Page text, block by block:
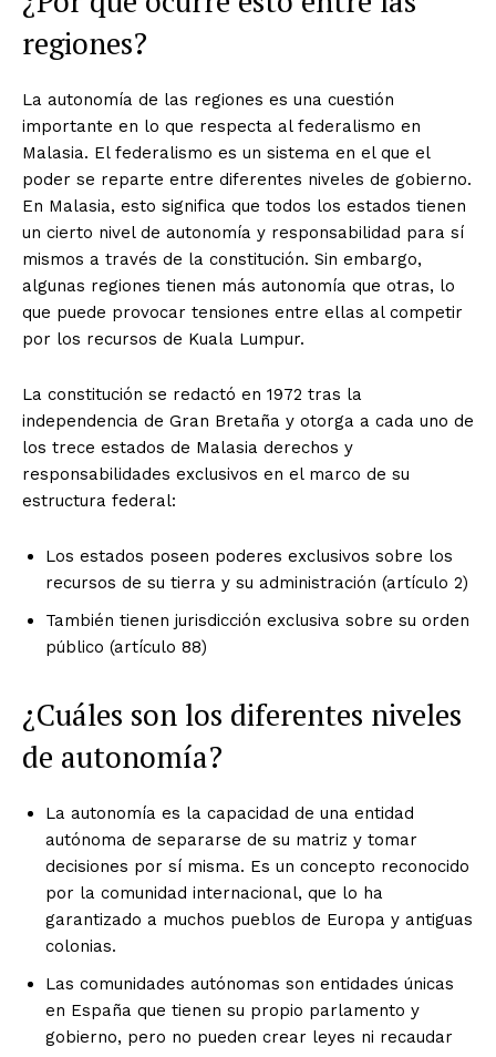
regiones?
La autonomía de las regiones es una cuestión
importante en lo que respecta al federalismo en
Malasia. El federalismo es un sistema en el que el
poder se reparte entre diferentes niveles de gobierno.
En Malasia, esto significa que todos los estados tienen
un cierto nivel de autonomía y responsabilidad para sí
mismos a través de la constitución. Sin embargo,
algunas regiones tienen más autonomía que otras, lo
que puede provocar tensiones entre ellas al competir
por los recursos de Kuala Lumpur.
La constitución se redactó en 1972 tras la
independencia de Gran Bretaña y otorga a cada uno de
los trece estados de Malasia derechos y
responsabilidades exclusivos en el marco de su
estructura federal:
Los estados poseen poderes exclusivos sobre los
recursos de su tierra y su administración (artículo 2)
También tienen jurisdicción exclusiva sobre su orden
público (artículo 88)
¿Cuáles son los diferentes niveles
de autonomía?
La autonomía es la capacidad de una entidad
autónoma de separarse de su matriz y tomar
decisiones por sí misma. Es un concepto reconocido
por la comunidad internacional, que lo ha
garantizado a muchos pueblos de Europa y antiguas
colonias.
Las comunidades autónomas son entidades únicas
en España que tienen su propio parlamento y
gobierno, pero no pueden crear leyes ni recaudar